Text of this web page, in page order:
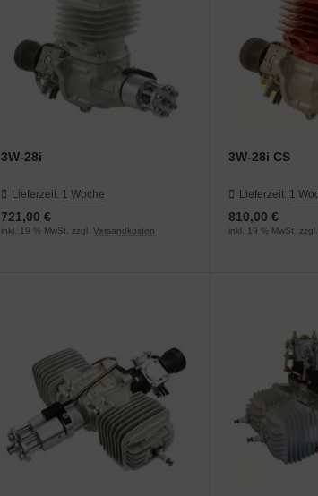
3W-28i
Lieferzeit: 1 Woche
721,00 €
inkl. 19 % MwSt. zzgl.Versandkosten
3W-28i CS
Lieferzeit: 1
810,00 €
inkl. 19 % MwSt. zzgl.